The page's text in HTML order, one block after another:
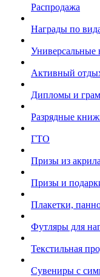
Распродажа
Награды по
Универсальные
Активный
Дипломы и
Разрядные
ГТО
Призы из акрила
Призы и
Плакетки,
Футляры для
Текстильная
Сувениры с